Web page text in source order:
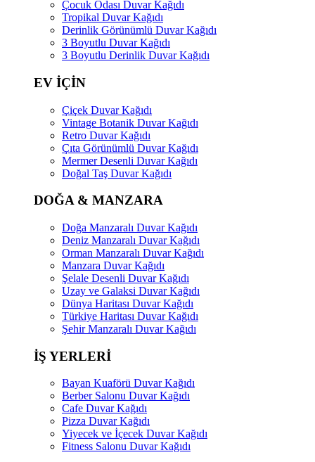
Çocuk Odası Duvar Kağıdı
Tropikal Duvar Kağıdı
Derinlik Görünümlü Duvar Kağıdı
3 Boyutlu Duvar Kağıdı
3 Boyutlu Derinlik Duvar Kağıdı
EV İÇİN
Çiçek Duvar Kağıdı
Vintage Botanik Duvar Kağıdı
Retro Duvar Kağıdı
Çıta Görünümlü Duvar Kağıdı
Mermer Desenli Duvar Kağıdı
Doğal Taş Duvar Kağıdı
DOĞA & MANZARA
Doğa Manzaralı Duvar Kağıdı
Deniz Manzaralı Duvar Kağıdı
Orman Manzaralı Duvar Kağıdı
Manzara Duvar Kağıdı
Şelale Desenli Duvar Kağıdı
Uzay ve Galaksi Duvar Kağıdı
Dünya Haritası Duvar Kağıdı
Türkiye Haritası Duvar Kağıdı
Şehir Manzaralı Duvar Kağıdı
İŞ YERLERİ
Bayan Kuaförü Duvar Kağıdı
Berber Salonu Duvar Kağıdı
Cafe Duvar Kağıdı
Pizza Duvar Kağıdı
Yiyecek ve İçecek Duvar Kağıdı
Fitness Salonu Duvar Kağıdı